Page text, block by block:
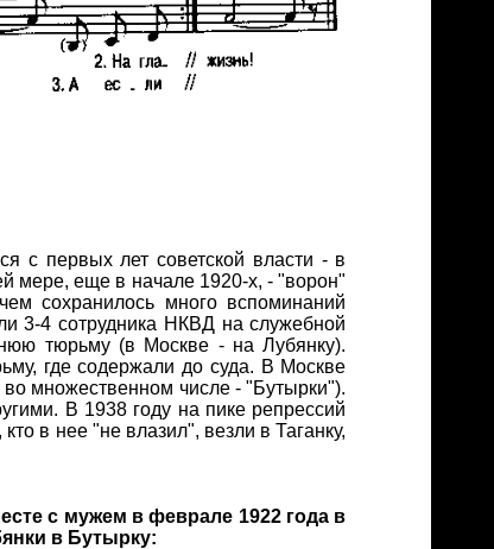
с первых лет советской власти - в
мере, еще в начале 1920-х, - "ворон"
сохранилось много вспоминаний
3-4 сотрудника НКВД на служебной
тюрьму (в Москве - на Лубянку).
где содержали до суда. В Москве
множественном числе - "Бутырки").
В 1938 году на пике репрессий
в нее "не влазил", везли в Таганку,
с мужем в феврале 1922 года в
в Бутырку: